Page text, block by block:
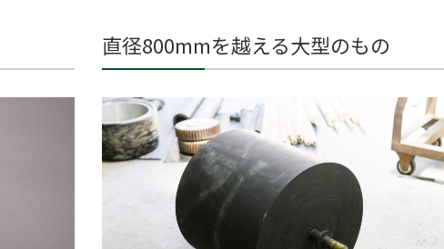
直径800mmを越える大型のもの